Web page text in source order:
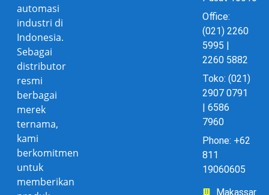
automasi
industri di
Indonesia.
Sebagai
distributor
resmi
berbagai
merek
ternama,
kami
berkomitmen
untuk
memberikan
Office:
(021) 2260
5995 |
2260 5882
Toko: (021)
2907 0791
| 6586
7960
Phone: +62
811
19060605
Makassar